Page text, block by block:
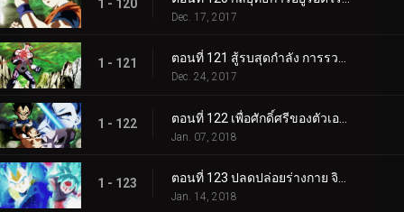
1 - 120
Dec. 17, 2017
1 - 121
Dec. 24, 2017
1 - 122
Jan. 07, 2018
1 - 123 ตอนที่ 123 ปลดปล่อยร่างกาย จิตวิญญาณ พลังทั้งหมด! โกคูกับเบจิต้า
Jan. 14, 2018